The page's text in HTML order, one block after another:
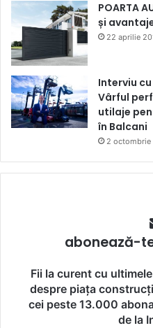
POARTA
și
22 aprilie
Interviu
Vârful
utilaje
în Balcani
2 octombrie
abonează-
Fii la curent cu
despre piața
cei peste 13.000
de la